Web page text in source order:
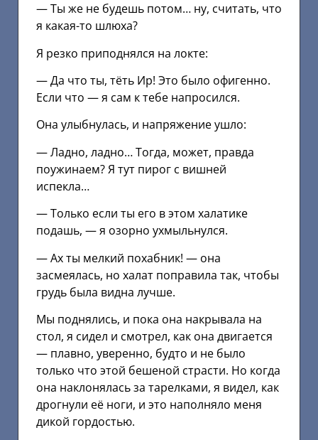
— Ты же не будешь потом… ну, считать, что
я какая-то шлюха?
Я резко приподнялся на локте:
— Да что ты, тёть Ир! Это было офигенно.
Если что — я сам к тебе напросился.
Она улыбнулась, и напряжение ушло:
— Ладно, ладно… Тогда, может, правда
поужинаем? Я тут пирог с вишней
испекла…
— Только если ты его в этом халатике
подашь, — я озорно ухмыльнулся.
— Ах ты мелкий похабник! — она
засмеялась, но халат поправила так, чтобы
грудь была видна лучше.
Мы поднялись, и пока она накрывала на
стол, я сидел и смотрел, как она двигается
— плавно, уверенно, будто и не было
только что этой бешеной страсти. Но когда
она наклонялась за тарелками, я видел, как
дрогнули её ноги, и это наполняло меня
дикой гордостью.